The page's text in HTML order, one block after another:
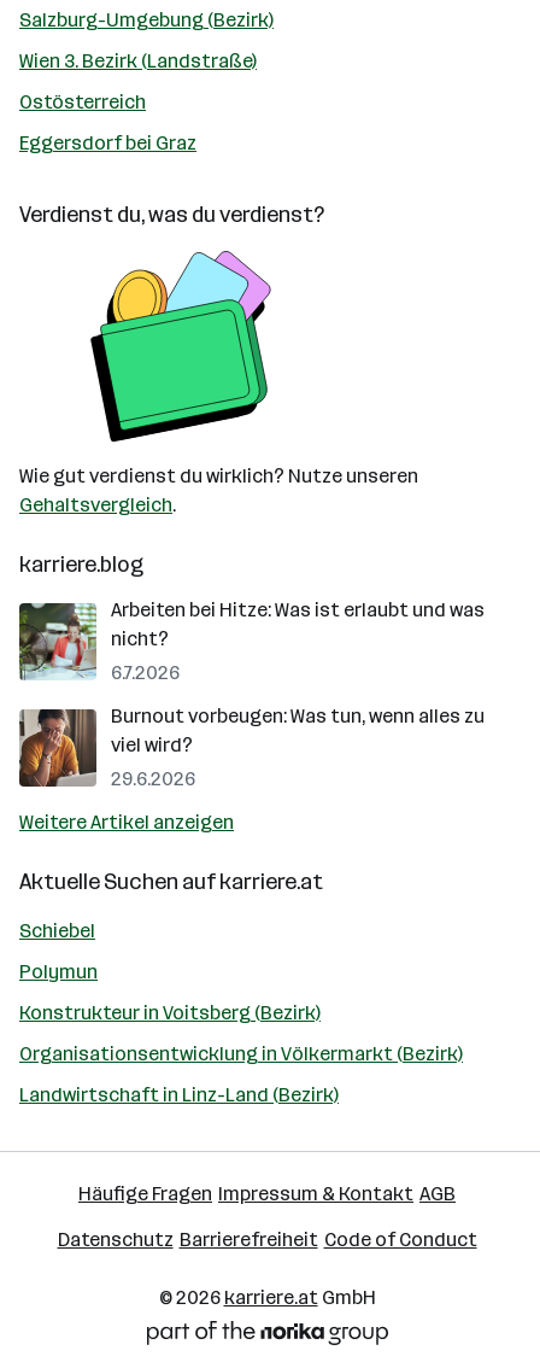
Salzburg-Umgebung (Bezirk)
Wien 3. Bezirk (Landstraße)
Ostösterreich
Eggersdorf bei Graz
Verdienst du, was du verdienst?
Wie gut verdienst du wirklich? Nutze unseren
Gehaltsvergleich.
karriere.blog
Arbeiten bei Hitze: Was ist erlaubt und was
nicht?
6.7.2026
Burnout vorbeugen: Was tun, wenn alles zu
viel wird?
29.6.2026
Weitere Artikel anzeigen
Aktuelle Suchen aufkarriere.at
Schiebel
Polymun
Konstrukteur in Voitsberg (Bezirk)
Organisationsentwicklung in Völkermarkt (Bezirk)
Landwirtschaft in Linz-Land (Bezirk)
Häufige Fragen Impressum & Kontakt AGB
Datenschutz Barrierefreiheit Code of Conduct
© 2026 karriere.atGmbH